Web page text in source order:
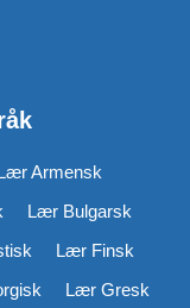
Armensk
Lær Bulgarsk
Lær Finsk
Lær Gresk